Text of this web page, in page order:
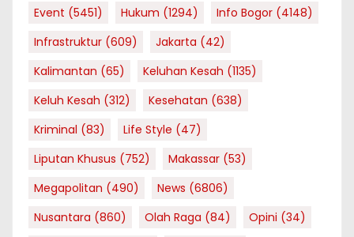
Event (5451) Hukum (1294) Info Bogor (4148)
Infrastruktur (609) Jakarta (42)
Kalimantan (65) Keluhan Kesah (1135)
Keluh Kesah (312) Kesehatan (638)
Kriminal (83) Life Style (47)
Liputan Khusus (752) Makassar (53)
Megapolitan (490) News (6806)
Nusantara (860) Olah Raga (84) Opini (34)